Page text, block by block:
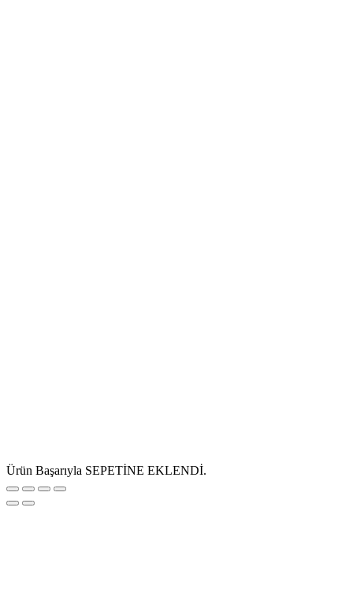
Ürün Başarıyla SEPETİNE EKLENDİ.